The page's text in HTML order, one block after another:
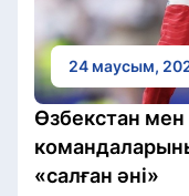
24 маусым,
Өзбекстан мен
«салған әні»